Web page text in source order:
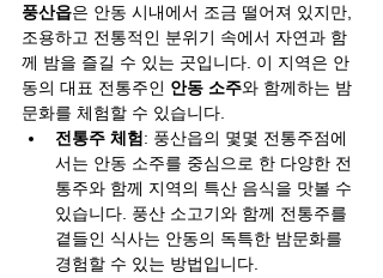
풍산읍은 안동 시내에서 조금 떨어져 있지만,
조용하고 전통적인 분위기 속에서 자연과 함
께 밤을 즐길 수 있는 곳입니다. 이 지역은 안
동의 대표 전통주인 안동 소주와 함께하는 밤
문화를 체험할 수 있습니다.
전통주 체험: 풍산읍의 몇몇 전통주점에
서는 안동 소주를 중심으로 한 다양한 전
통주와 함께 지역의 특산 음식을 맛볼 수
있습니다. 풍산 소고기와 함께 전통주를
곁들인 식사는 안동의 독특한 밤문화를
경험할 수 있는 방법입니다.